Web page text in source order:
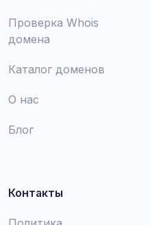
Проверка Whois
домена
Каталог доменов
О нас
Блог
Контакты